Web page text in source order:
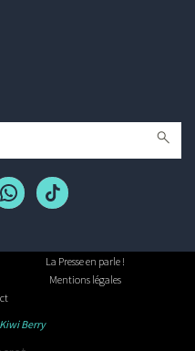
La Presse en parle !
Mentions légales
Berry